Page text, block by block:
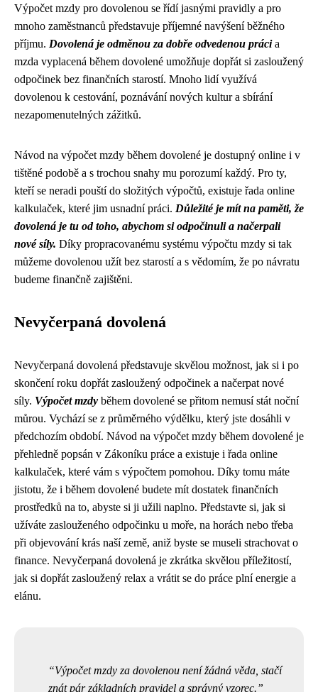
Výpočet mzdy pro dovolenou se řídí jasnými pravidly a pro
mnoho zaměstnanců představuje příjemné navýšení běžného
příjmu. Dovolená je odměnou za dobře odvedenou prácia
mzda vyplacená během dovolené umožňuje dopřát si zasloužený
odpočinek bez finančních starostí. Mnoho lidí využívá
dovolenou k cestování, poznávání nových kultur a sbírání
nezapomenutelných zážitků.
Návod na výpočet mzdy během dovolené je dostupný online i v
tištěné podobě a s trochou snahy mu porozumí každý. Pro ty,
kteří se neradi pouští do složitých výpočtů, existuje řada online
kalkulaček, které jim usnadní práci. Důležité je mít na paměti, že
dovolená je tu od toho, abychom si odpočinuli a načerpali
nové síly. Díky propracovanému systému výpočtu mzdy si tak
můžeme dovolenou užít bez starostí a s vědomím, že po návratu
budeme finančně zajištěni.
Nevyčerpaná dovolená
Nevyčerpaná dovolená představuje skvělou možnost, jak si i po
skončení roku dopřát zasloužený odpočinek a načerpat nové
síly. Výpočet mzdy během dovolené se přitom nemusí stát noční
můrou. Vychází se z průměrného výdělku, který jste dosáhli v
předchozím období. Návod na výpočet mzdy během dovolené je
přehledně popsán v Zákoníku práce a existuje i řada online
kalkulaček, které vám s výpočtem pomohou. Díky tomu máte
jistotu, že i během dovolené budete mít dostatek finančních
prostředků na to, abyste si ji užili naplno. Představte si, jak si
užíváte zaslouženého odpočinku u moře, na horách nebo třeba
při objevování krás naší země, aniž byste se museli strachovat o
finance. Nevyčerpaná dovolená je zkrátka skvělou příležitostí,
jak si dopřát zasloužený relax a vrátit se do práce plní energie a
elánu.
Výpočet mzdy za dovolenou není žádná věda, stačí
znát pár základních pravidel a správný vzorec.